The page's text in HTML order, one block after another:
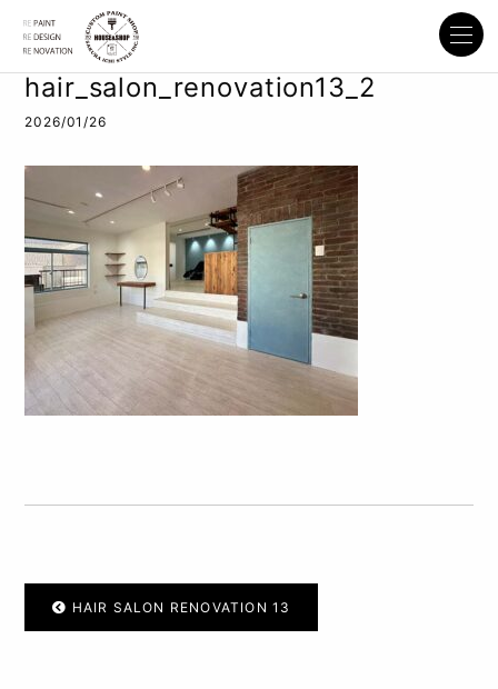
hair_salon_renovation13_2
2026/01/26
HAIR SALON RENOVATION 13